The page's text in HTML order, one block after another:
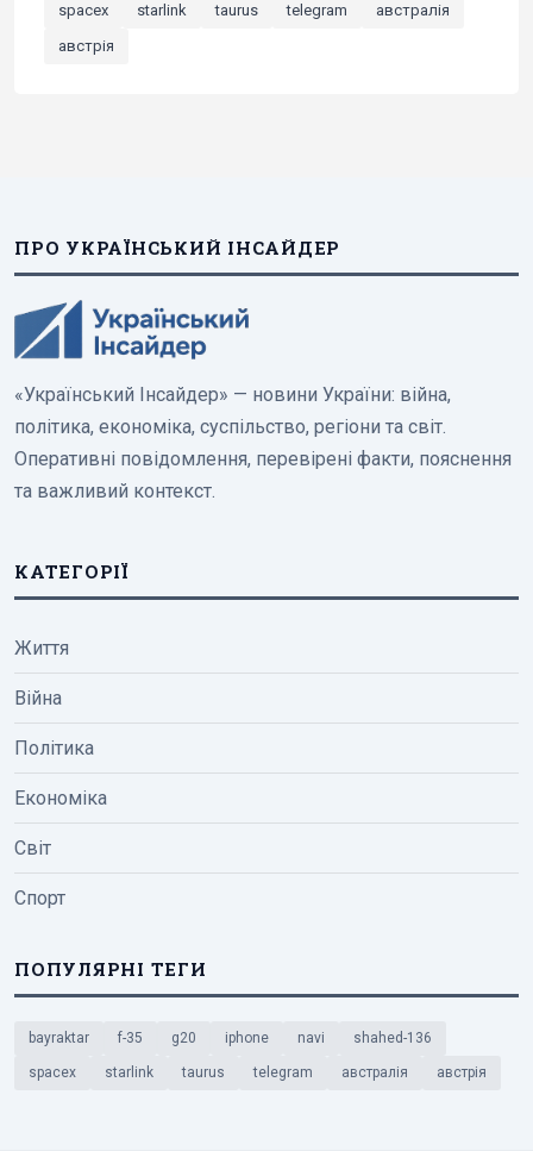
spacex
starlink taurus telegram
австралія
австрія
ПРО УКРАЇНСЬКИЙ ІНСАЙДЕР
«Український Інсайдер» — новини України: війна,
політика, економіка, суспільство, регіони та світ.
Оперативні повідомлення, перевірені факти, пояснення
та важливий контекст.
КАТЕГОРІЇ
Життя
Війна
Політика
Економіка
Світ
Спорт
ПОПУЛЯРНІ ТЕГИ
bayraktar f-35 g20 iphone navi shahed-136
spacex starlink taurus telegram австралія австрія